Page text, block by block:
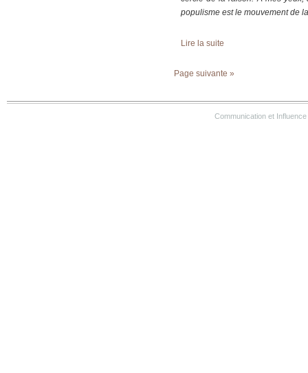
populisme est le mouve­ment de
Lire la suite
Page suivante »
Communication et Influence